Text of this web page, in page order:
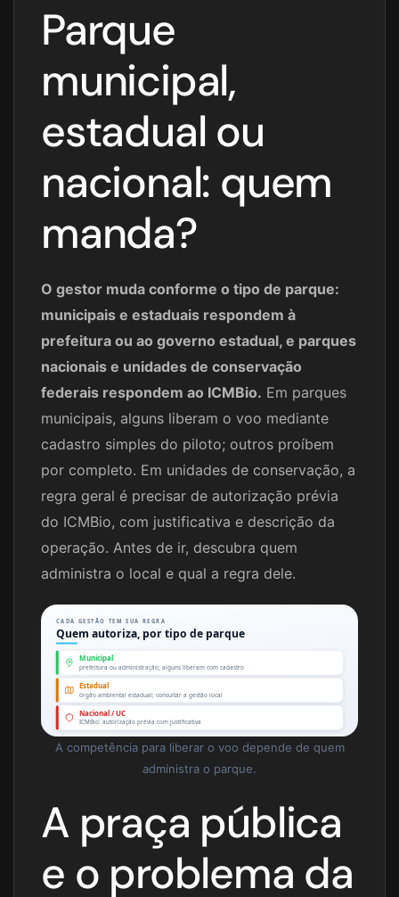
Parque
municipal,
estadual ou
nacional: quem
manda?
O gestor muda conforme o tipo de parque:
municipais e estaduais respondem à
prefeitura ou ao governo estadual, e parques
nacionais e unidades de conservação
federais respondem ao ICMBio. Em parques
municipais, alguns liberam o voo mediante
cadastro simples do piloto; outros proíbem
por completo. Em unidades de conservação, a
regra geral é precisar de autorização prévia
do ICMBio, com justificativa e descrição da
operação. Antes de ir, descubra quem
administra o local e qual a regra dele.
CADA GESTÃO TEM SUA REGRA
Quem autoriza, por tipo de parque
Municipal
prefeitura ou administração; alguns liberam com cadastro
Estadual
órgão ambiental estadual; consultar a gestão local
Nacional / UC
ICMBio: autorização prévia com justificativa
A competência para liberar o voo depende de quem
administra o parque.
A praça pública
e o problema da